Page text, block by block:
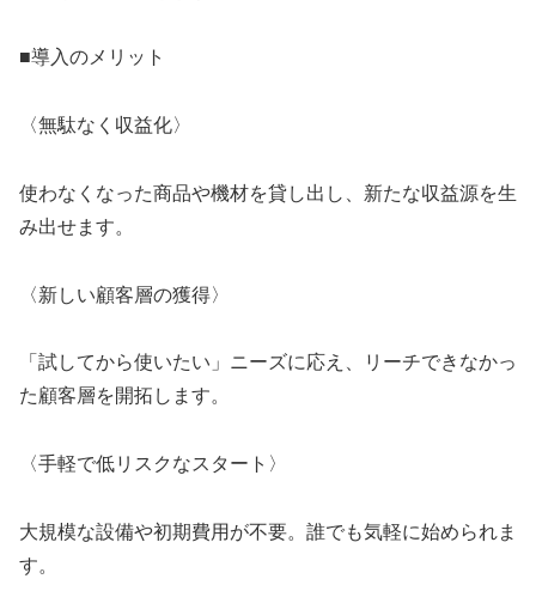
■導入のメリット
〈無駄なく収益化〉
使わなくなった商品や機材を貸し出し、新たな収益源を生
み出せます。
〈新しい顧客層の獲得〉
「試してから使いたい」ニーズに応え、リーチできなかっ
た顧客層を開拓します。
〈手軽で低リスクなスタート〉
大規模な設備や初期費用が不要。誰でも気軽に始められま
す。